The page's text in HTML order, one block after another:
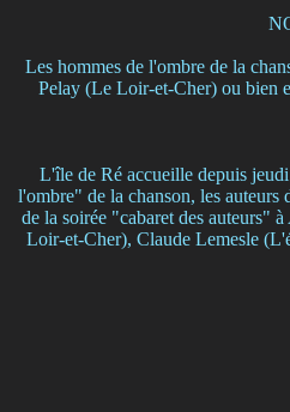
Les hommes de l'ombre de la
Pelay (Le Loir-et-Cher) ou bien
L'île de Ré accueille depuis
l'ombre" de la chanson, les auteurs
de la soirée "cabaret des auteurs"
Loir-et-Cher), Claude Lemesle